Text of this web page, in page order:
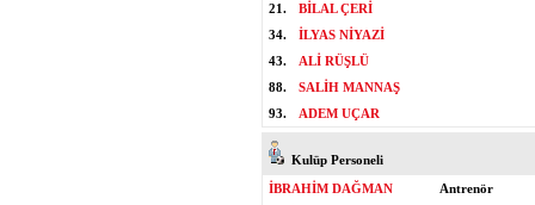
21.
BİLAL ÇERİ
34.
İLYAS NİYAZİ
43.
ALİ RÜŞLÜ
88.
SALİH MANNAŞ
93.
ADEM UÇAR
Kulüp Personeli
İBRAHİM DAĞMAN
Antrenör